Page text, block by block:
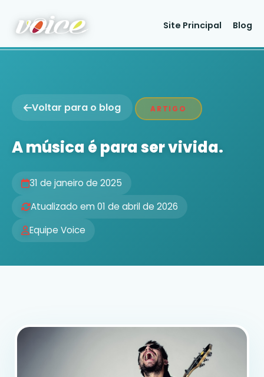
Site Principal Blog
Voltar para o blog ARTIGO
A música é para ser vivida.
31 de janeiro de 2025
Atualizado em 01 de abril de 2026
Equipe Voice